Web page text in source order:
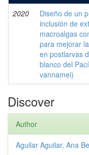
2020
Diseño de un
inclusión de
macroalgas
para mejorar
en postlarvas
blanco del
vannamei)
Discover
Author
Aguilar Aguilar, Ana